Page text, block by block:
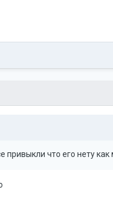
что его нету